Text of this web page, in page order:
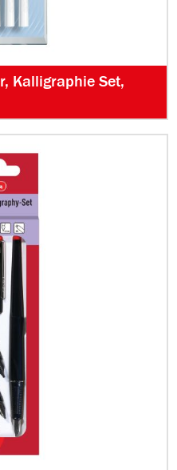
Kalligraphie Set,